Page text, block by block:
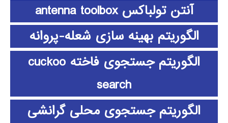
آنتن تولباکس antenna toolbox
الگوریتم بهینه سازی شعله-پروانه
الگوریتم جستجوی فاخته cuckoo
search
الگوریتم جستجوی محلی گرانشی